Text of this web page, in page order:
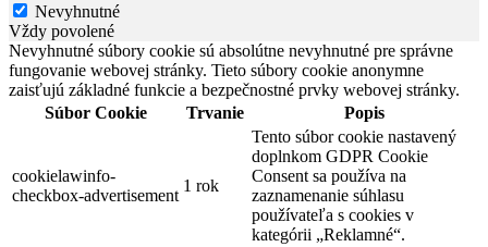
Nevyhnutné
Vždy povolené
Nevyhnutné súbory cookie sú absolútne nevyhnutné pre správne
fungovanie webovej stránky. Tieto súbory cookie anonymne
zaisťujú základné funkcie a bezpečnostné prvky webovej stránky.
Súbor Cookie
Trvanie Popis
cookielawinfo-
checkbox-advertisement
1 rok
Tento súbor cookie nastavený
doplnkom GDPR Cookie
Consent sa používa na
zaznamenanie súhlasu
používateľa s cookies v
kategórii „Reklamné“.